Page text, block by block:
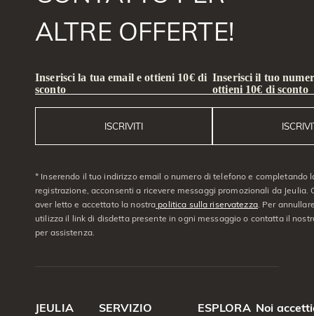
ALTRE OFFERTE!
Inserisci la tua email e ottieni 10€ di
sconto
ISCRIVITI
Inserisci il tuo
ottieni 10€ di sconto
* Inserendo il tuo indirizzo email o numero di telefono e completando
registrazione, acconsenti a ricevere messaggi promozionali da Jeulia.
aver letto e accettato la nostra politica sulla riservatezza. Per
utilizza il link di disdetta presente in ogni messaggio o contatta il
per assistenza.
JEULIA
SERVIZIO
ESPLORA Noi